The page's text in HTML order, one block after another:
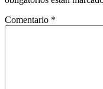
Comentario *